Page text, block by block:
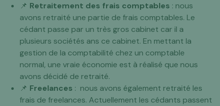
📌 Retraitement des frais comptables : nous
avons retraité une partie de frais comptables. Le
cédant passe par un très gros cabinet car il a
plusieurs sociétés ans ce cabinet. En mettant la
gestion de la comptabilité chez un comptable
normal, une vraie économie est à réalisé que nous
avons décidé de retraité.
📌 Freelances : nous avons également retraité les
frais de freelances. Actuellement les cédants passent